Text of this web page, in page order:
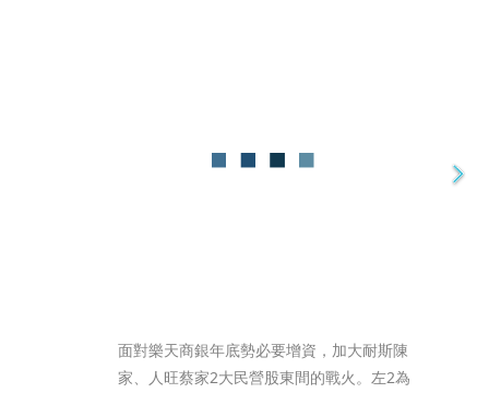
面對樂天商銀年底勢必要增資，加大耐斯陳
家、人旺蔡家2大民營股東間的戰火。左2為